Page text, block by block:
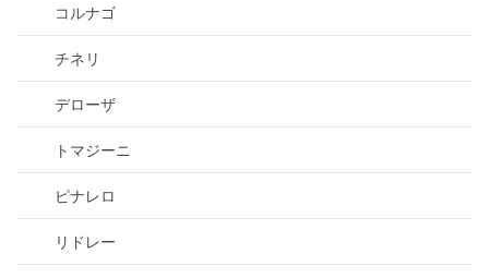
コルナゴ
チネリ
デローザ
トマジーニ
ピナレロ
リドレー